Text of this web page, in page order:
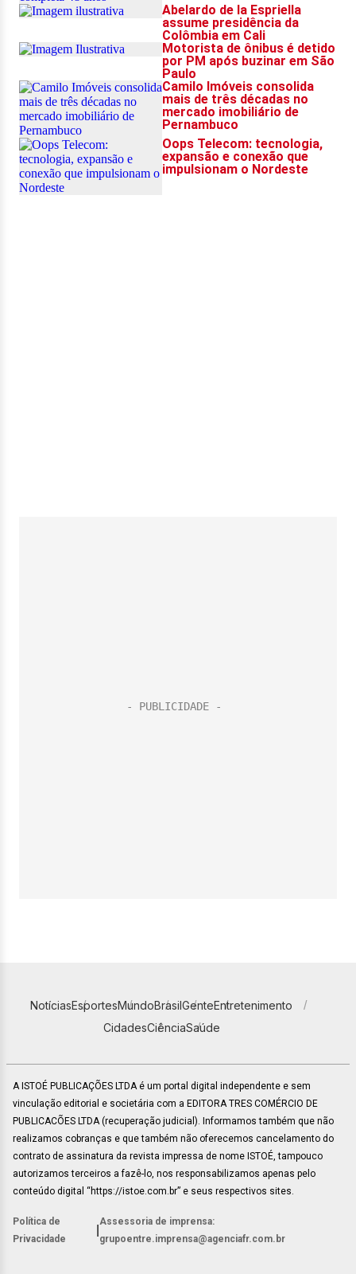
NotíciasEsportesMundoBrasilGenteEntretenimento
CidadesCiênciaSaúde
A ISTOÉ PUBLICAÇÕES LTDA é um portal digital independente e sem
vinculação editorial e societária com a EDITORA TRES COMÉRCIO DE
PUBLICACÕES LTDA (recuperação judicial). Informamos também que não
realizamos cobranças e que também não oferecemos cancelamento do
contrato de assinatura da revista impressa de nome ISTOÉ, tampouco
autorizamos terceiros a fazê-lo, nos responsabilizamos apenas pelo
conteúdo digital “https://istoe.com.br” e seus respectivos sites.
Política de
Privacidade
Assessoria de imprensa:
grupoentre.imprensa@agenciafr.com.br